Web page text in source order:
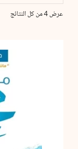
عرض ⁦4⁩ من كل النتائج